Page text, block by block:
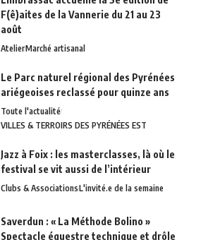
F(ê)aites de la Vannerie du 21 au 23
août
AtelierMarché artisanal
Le Parc naturel régional des Pyrénées
ariégeoises reclassé pour quinze ans
Toute l'actualité
VILLES & TERROIRS DES PYRÉNÉES EST
Jazz à Foix : les masterclasses, là où le
festival se vit aussi de l’intérieur
Clubs & AssociationsL'invité.e de la semaine
Saverdun : « La Méthode Bolino »
Spectacle équestre technique et drôle